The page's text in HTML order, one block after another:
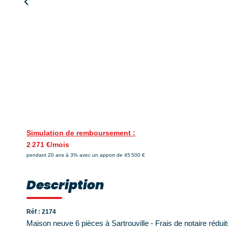
Simulation de remboursement :
2 271 €/mois
pendant 20 ans à 3% avec un apport de 45 500 €
Description
Réf : 2174
Maison neuve 6 pièces à Sartrouville - Frais de notaire